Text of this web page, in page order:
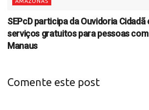
SEPcD participa da Ouvidoria
serviços gratuitos para pessoas
Manaus
Comente este post